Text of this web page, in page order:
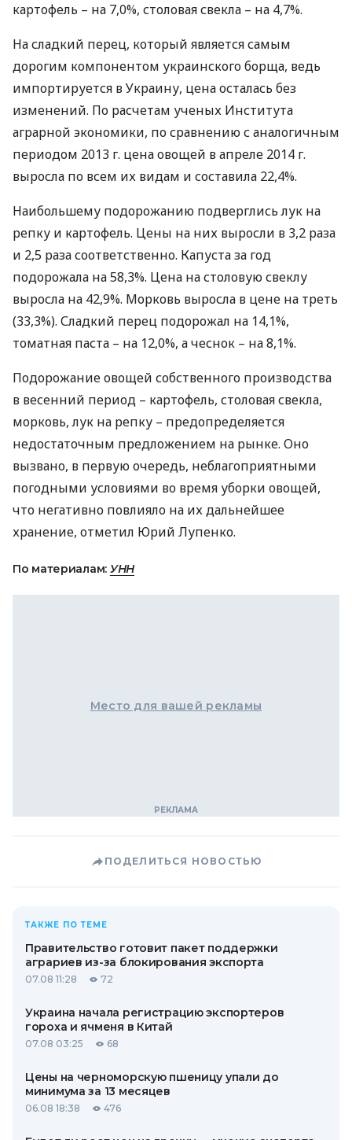
картофель – на 7,0%, столовая свекла – на 4,7%.
На сладкий перец, который является самым
дорогим компонентом украинского борща, ведь
импортируется в Украину, цена осталась без
изменений. По расчетам ученых Института
аграрной экономики, по сравнению с аналогичным
периодом 2013 г. цена овощей в апреле 2014 г.
выросла по всем их видам и составила 22,4%.
Наибольшему подорожанию подверглись лук на
репку и картофель. Цены на них выросли в 3,2 раза
и 2,5 раза соответственно. Капуста за год
подорожала на 58,3%. Цена на столовую свеклу
выросла на 42,9%. Морковь выросла в цене на треть
(33,3%). Сладкий перец подорожал на 14,1%,
томатная паста – на 12,0%, а чеснок – на 8,1%.
Подорожание овощей собственного производства
в весенний период – картофель, столовая свекла,
морковь, лук на репку – предопределяется
недостаточным предложением на рынке. Оно
вызвано, в первую очередь, неблагоприятными
погодными условиями во время уборки овощей,
что негативно повлияло на их дальнейшее
хранение, отметил Юрий Лупенко.
По материалам: УНН
Место для вашей рекламы
ПОДЕЛИТЬСЯ НОВОСТЬЮ
ТАКЖЕ ПО ТЕМЕ
Правительство готовит пакет поддержки
аграриев из-за блокирования экспорта
07.08 11:28 72
Украина начала регистрацию экспортеров
гороха и ячменя в Китай
07.08 03:25 68
Цены на черноморскую пшеницу упали до
минимума за 13 месяцев
06.08 18:38 476